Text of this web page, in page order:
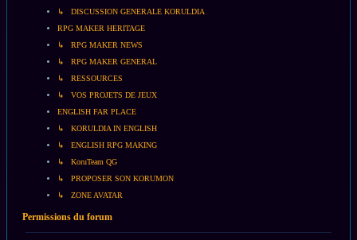
↳ DISCUSSION GENERALE KORULDIA
RPG MAKER HERITAGE
↳ RPG MAKER NEWS
↳ RPG MAKER GENERAL
↳ RESSOURCES
↳ VOS PROJETS DE JEUX
ENGLISH FAR PLACE
↳ KORULDIA IN ENGLISH
↳ ENGLISH RPG MAKING
↳ KoruTeam QG
↳ PROPOSER SON KORUMON
↳ ZONE AVATAR
Permissions du forum